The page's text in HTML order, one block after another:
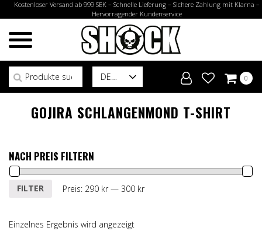
Kostenloser Versand ab 999 SEK – Schnelle Lieferung – Sichere Zahlung mit Klarna –
Hervorragender Kundenservice
DE
Suchen nach:
0
GOJIRA SCHLANGENMOND T-SHIRT
NACH PREIS FILTERN
Min.
Max.
FILTER Preis: 290 kr— 300 kr
Einzelnes Ergebnis wird angezeigt